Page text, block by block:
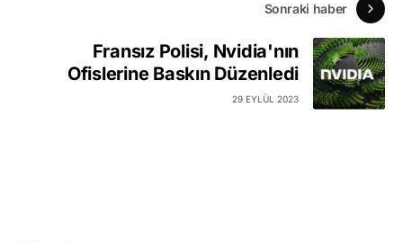
Sonraki haber
Fransız Polisi, Nvidia'nın
Ofislerine Baskın Düzenledi
29 EYLÜL 2023